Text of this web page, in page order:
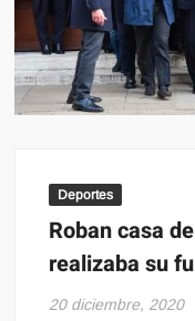
Deportes
Roban casa
realizaba su
20 diciembre, 2020